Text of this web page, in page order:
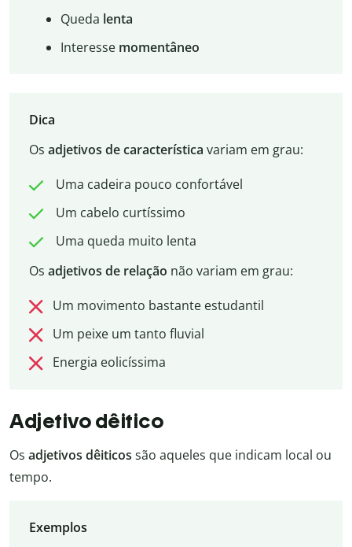
Queda lenta
Interesse momentâneo
Dica
Os adjetivos de característica variam em grau:
Uma cadeira pouco confortável
Um cabelo curtíssimo
Uma queda muito lenta
Os adjetivos de relação não variam em grau:
Um movimento bastante estudantil
Um peixe um tanto fluvial
Energia eolicíssima
Adjetivo dêitico
Os adjetivos dêiticos são aqueles que indicam local ou
tempo.
Exemplos